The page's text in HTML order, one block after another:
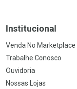
Institucional
Venda No Marketplace
Trabalhe Conosco
Ouvidoria
Nossas Lojas